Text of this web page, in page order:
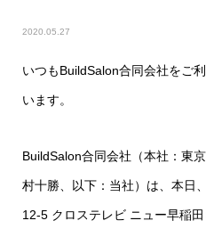
2020.05.27
いつもBuildSalon合同会社をご
います。
BuildSalon合同会社（本社：東
村十勝、以下：当社）は、本日
12-5 クロステレビ ニュー早稲